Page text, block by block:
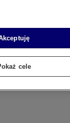
portal
na dane
państwo,
cele